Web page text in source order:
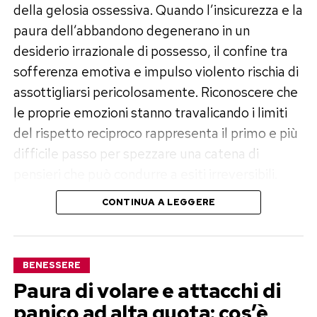
sentiamo in colpa per essere tristi, quando ci
colpevolizziamo perché non riusciamo a
“reagire” a una giornata storta, o quando
mascheriamo la nostra stanchezza dietro un
sorriso forzato per non apparire deboli o
lamentosi.
Il costo psicologico della felicità
forzata
chiaro: la soppressione emotiva ha un costo
altissimo per l’organismo. Le emozioni non sono
semplici concetti astratti, ma risposte
della gelosia ossessiva. Quando l’insicurezza e la
paura dell’abbandono degenerano in un
desiderio irrazionale di possesso, il confine tra
sofferenza emotiva e impulso violento rischia di
assottigliarsi pericolosamente. Riconoscere che
le proprie emozioni stanno travalicando i limiti
del rispetto reciproco rappresenta il primo e più
difficile passo per spezzare una catena di
I campanelli d’allarme
dell’ossessione e la perdita di
controllo
La gelosia non è un indice d’amore, ma una
CONTINUA A LEGGERE
BENESSERE
Paura di volare e attacchi di